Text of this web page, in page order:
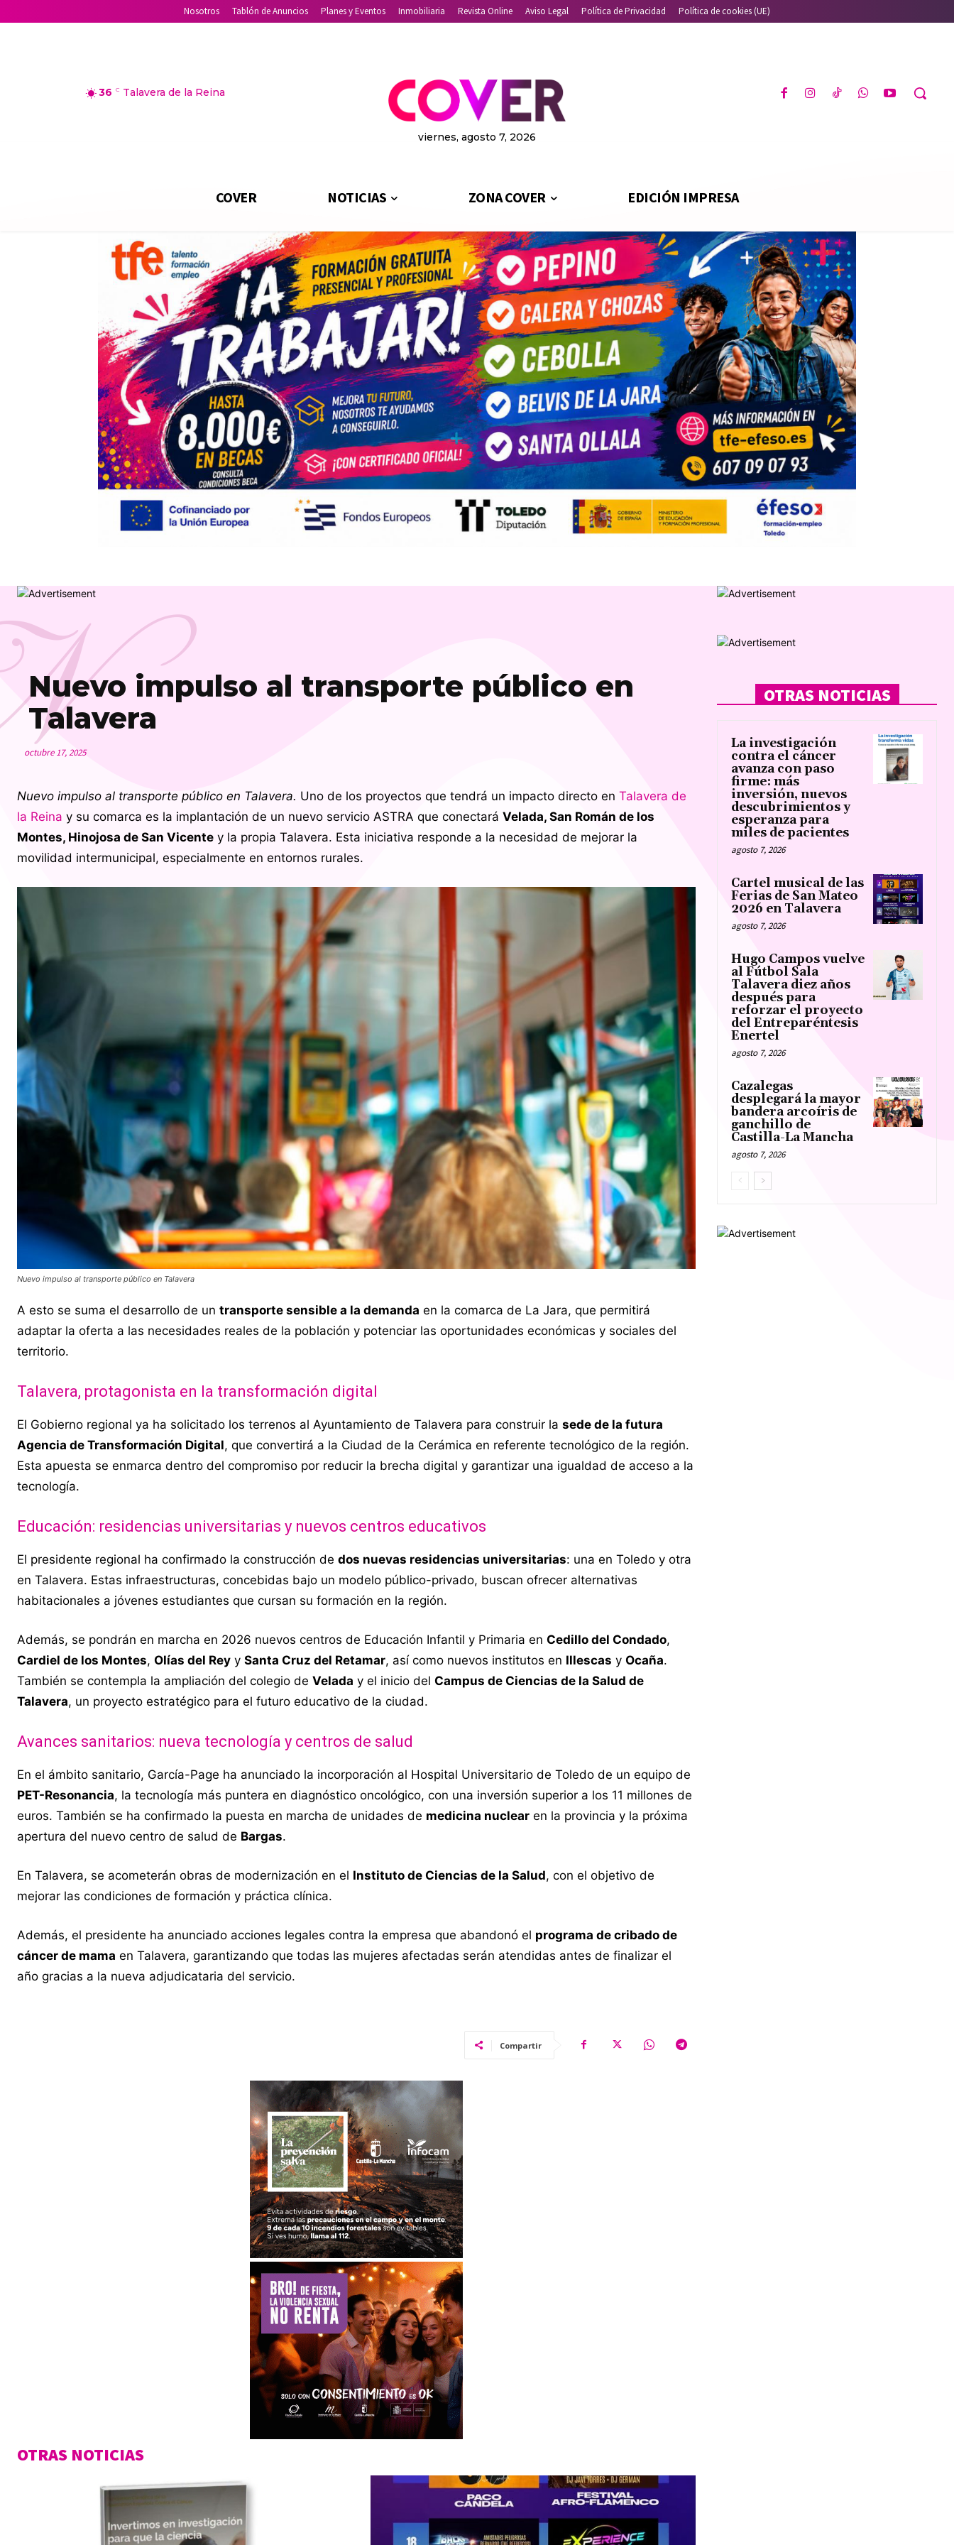
Nosotros Tablón de Anuncios Planes y Eventos Inmobiliaria Revista Online Aviso Legal Política de Privacidad Política de cookies (UE)
36 C Talavera de la Reina
viernes, agosto 7, 2026
COVER NOTICIAS ZONA COVER EDICIÓN IMPRESA
Nuevo impulso al transporte público en
Talavera
octubre 17, 2025
Nuevo impulso al transporte público en Talavera. Uno de los proyectos que tendrá un impacto directo en Talavera de
la Reina y su comarca es la implantación de un nuevo servicio ASTRA que conectará Velada, San Román de los
Montes, Hinojosa de San Vicente y la propia Talavera. Esta iniciativa responde a la necesidad de mejorar la
movilidad intermunicipal, especialmente en entornos rurales.
Nuevo impulso al transporte público en Talavera
A esto se suma el desarrollo de un transporte sensible a la demanda en la comarca de La Jara, que permitirá
adaptar la oferta a las necesidades reales de la población y potenciar las oportunidades económicas y sociales del
territorio.
Talavera, protagonista en la transformación digital
El Gobierno regional ya ha solicitado los terrenos al Ayuntamiento de Talavera para construir la sede de la futura
Agencia de Transformación Digital, que convertirá a la Ciudad de la Cerámica en referente tecnológico de la región.
Esta apuesta se enmarca dentro del compromiso por reducir la brecha digital y garantizar una igualdad de acceso a la
tecnología.
Educación: residencias universitarias y nuevos centros educativos
El presidente regional ha confirmado la construcción de dos nuevas residencias universitarias: una en Toledo y otra
en Talavera. Estas infraestructuras, concebidas bajo un modelo público-privado, buscan ofrecer alternativas
habitacionales a jóvenes estudiantes que cursan su formación en la región.
Además, se pondrán en marcha en 2026 nuevos centros de Educación Infantil y Primaria en Cedillo del Condado,
Cardiel de los Montes, Olías del Rey y Santa Cruz del Retamar, así como nuevos institutos en Illescas y Ocaña.
También se contempla la ampliación del colegio de Velada y el inicio del Campus de Ciencias de la Salud de
Talavera, un proyecto estratégico para el futuro educativo de la ciudad.
Avances sanitarios: nueva tecnología y centros de salud
En el ámbito sanitario, García-Page ha anunciado la incorporación al Hospital Universitario de Toledo de un equipo de
PET-Resonancia, la tecnología más puntera en diagnóstico oncológico, con una inversión superior a los 11 millones de
euros. También se ha confirmado la puesta en marcha de unidades de medicina nuclear en la provincia y la próxima
apertura del nuevo centro de salud de Bargas.
En Talavera, se acometerán obras de modernización en el Instituto de Ciencias de la Salud, con el objetivo de
mejorar las condiciones de formación y práctica clínica.
Además, el presidente ha anunciado acciones legales contra la empresa que abandonó el programa de cribado de
cáncer de mama en Talavera, garantizando que todas las mujeres afectadas serán atendidas antes de finalizar el
año gracias a la nueva adjudicataria del servicio.
Compartir
OTRAS NOTICIAS
OTRAS NOTICIAS
La investigación
contra el cáncer
avanza con paso
firme: más
inversión, nuevos
descubrimientos y
esperanza para
miles de pacientes
agosto 7, 2026
Cartel musical de las
Ferias de San Mateo
2026 en Talavera
agosto 7, 2026
Hugo Campos vuelve
al Fútbol Sala
Talavera diez años
después para
reforzar el proyecto
del Entreparéntesis
Enertel
agosto 7, 2026
Cazalegas
desplegará la mayor
bandera arcoíris de
ganchillo de
Castilla-La Mancha
agosto 7, 2026